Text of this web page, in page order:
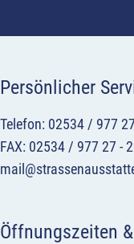
Persönlicher
Telefon: 02534 / 977
FAX: 02534 / 977 27 -
Öffnungszeiten